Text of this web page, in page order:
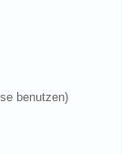
benutzen)